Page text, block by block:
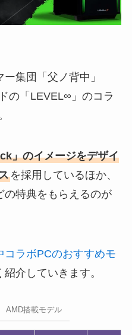
集団「父ノ背中」
の「LEVEL∞」のコラ
」のイメージをデザイ
を採用しているほか、
の特典をもらえるのが
コラボPCのおすすめモ
介していきます。
AMD搭載モデル